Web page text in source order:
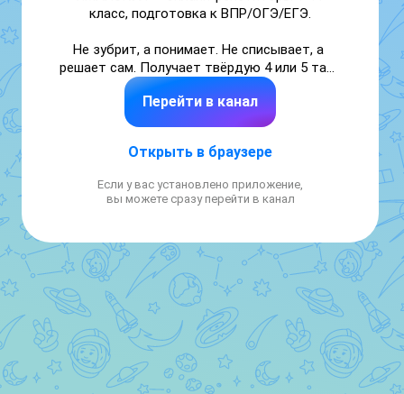
класс, подготовка к ВПР/ОГЭ/ЕГЭ.
Не зубрит, а понимает. Не списывает, а
решает сам. Получает твёрдую 4 или 5 там,
где раньше были сплошные пробелы и
стресс.
➡ Систему, а не случайные уроки.
Хватит бороться с учебой в одиночку!
Бесплатная диагностика 8-992-400-56-01
Перейти в канал
Открыть в браузере
Если у вас установлено приложение,
вы можете сразу перейти в канал